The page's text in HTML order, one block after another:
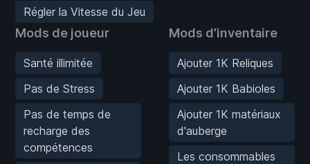
Régler la Vitesse du Jeu
Mods de joueur
Santé illimitée
Pas de Stress
Pas de temps de
recharge des
compétences
Mods d’inventaire
Ajouter 1K Reliques
Ajouter 1K Babioles
Ajouter 1K matériaux
d'auberge
Les consommables